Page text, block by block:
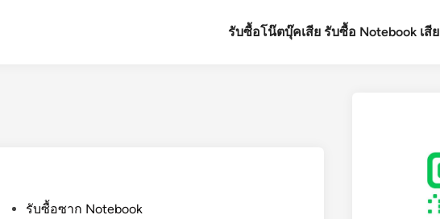
รับซื้อโน๊ตบุ๊คเสีย รับซื้อ Notebook เสีย
รับซื้อซาก Notebook